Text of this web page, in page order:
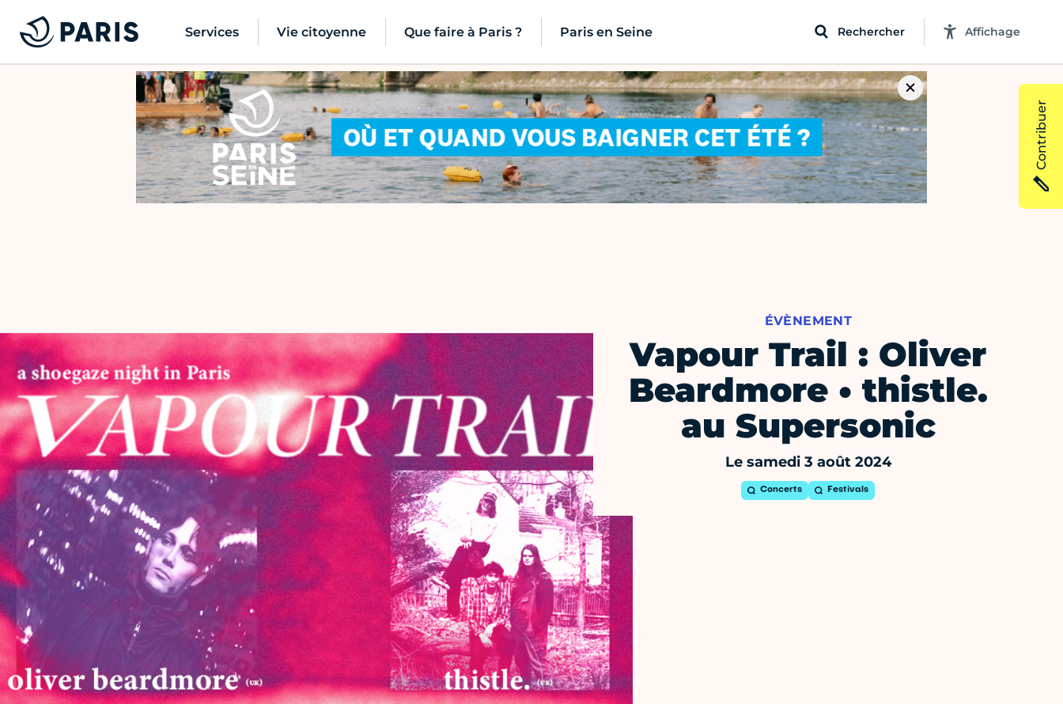
Services Vie citoyenne Que faire à Paris ? Paris en Seine Rechercher Affichage
ÉVÈNEMENT
Vapour Trail : Oliver
Beardmore • thistle.
au Supersonic
Le samedi 3 août 2024
Concerts Festivals
Contribuer